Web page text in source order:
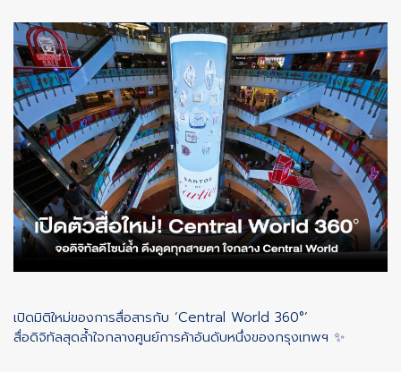
เปิดมิติใหม่ของการสื่อสารกับ ‘Central World 360°’
สื่อดิจิทัลสุดล้ำใจกลางศูนย์การค้าอันดับหนึ่งของกรุงเทพฯ ✨